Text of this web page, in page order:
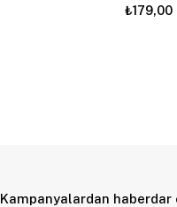
₺179,00
Kampanyalardan haberdar